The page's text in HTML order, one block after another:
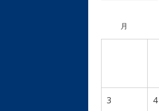
月
3 4